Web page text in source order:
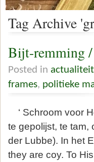
Tag Archive
Bijt-remming /
Posted in actualiteit
frames, politieke
‘ Schroom voor
te gepolijst, te tam,
der Lubbe). In het
they are coy. To